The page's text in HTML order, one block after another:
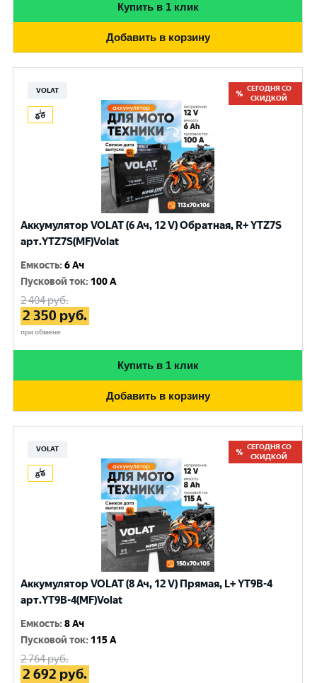
Купить в 1 клик
Добавить в корзину
VOLAT
СЕГОДНЯ СО
СКИДКОЙ
Аккумулятор VOLAT (6 Ач, 12 V) Обратная, R+ YTZ7S
арт.YTZ7S(MF)Volat
Емкость:6 Ач
Пусковой ток: 100 A
2 404руб.
2 350 руб.
при обмене
Купить в 1 клик
Добавить в корзину
VOLAT
СЕГОДНЯ СО
СКИДКОЙ
Аккумулятор VOLAT (8 Ач, 12 V) Прямая, L+ YT9B-4
арт.YT9B-4(MF)Volat
Емкость:8 Ач
Пусковой ток: 115 A
2 764руб.
2 692 руб.